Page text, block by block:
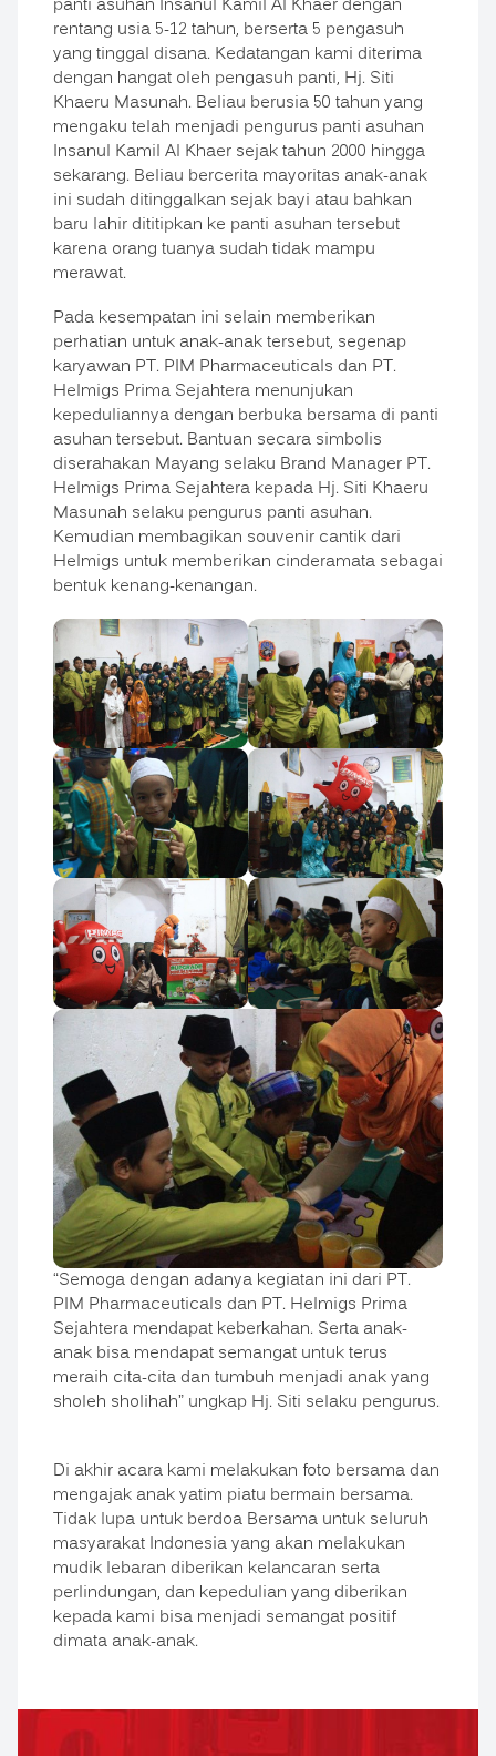
panti asuhan Insanul Kamil Al Khaer dengan
rentang usia 5-12 tahun, berserta 5 pengasuh
yang tinggal disana. Kedatangan kami diterima
dengan hangat oleh pengasuh panti, Hj. Siti
Khaeru Masunah. Beliau berusia 50 tahun yang
mengaku telah menjadi pengurus panti asuhan
Insanul Kamil Al Khaer sejak tahun 2000 hingga
sekarang. Beliau bercerita mayoritas anak-anak
ini sudah ditinggalkan sejak bayi atau bahkan
baru lahir dititipkan ke panti asuhan tersebut
karena orang tuanya sudah tidak mampu
merawat.
Pada kesempatan ini selain memberikan
perhatian untuk anak-anak tersebut, segenap
karyawan PT. PIM Pharmaceuticals dan PT.
Helmigs Prima Sejahtera menunjukan
kepeduliannya dengan berbuka bersama di panti
asuhan tersebut. Bantuan secara simbolis
diserahakan Mayang selaku Brand Manager PT.
Helmigs Prima Sejahtera kepada Hj. Siti Khaeru
Masunah selaku pengurus panti asuhan.
Kemudian membagikan souvenir cantik dari
Helmigs untuk memberikan cinderamata sebagai
bentuk kenang-kenangan.
“Semoga dengan adanya kegiatan ini dari PT.
PIM Pharmaceuticals dan PT. Helmigs Prima
Sejahtera mendapat keberkahan. Serta anak-
anak bisa mendapat semangat untuk terus
meraih cita-cita dan tumbuh menjadi anak yang
sholeh sholihah” ungkap Hj. Siti selaku pengurus.
Di akhir acara kami melakukan foto bersama dan
mengajak anak yatim piatu bermain bersama.
Tidak lupa untuk berdoa Bersama untuk seluruh
masyarakat Indonesia yang akan melakukan
mudik lebaran diberikan kelancaran serta
perlindungan, dan kepedulian yang diberikan
kepada kami bisa menjadi semangat positif
dimata anak-anak.